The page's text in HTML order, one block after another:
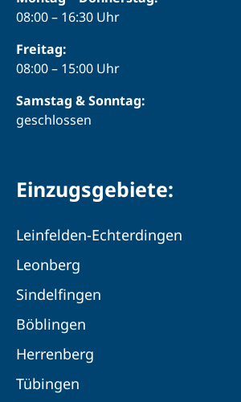
08:00 – 16:30 Uhr
Freitag:
08:00 – 15:00 Uhr
Samstag & Sonntag:
geschlossen
Einzugsgebiete:
Leinfelden-Echterdingen
Leonberg
Sindelfingen
Böblingen
Herrenberg
Tübingen